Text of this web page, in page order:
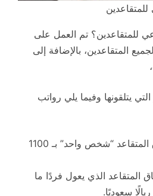
للمتقاعدين؟ تم العمل على
المتقاعدين، بالإضافة إلى
يتلقونها وفيما يلي رواتب
تقدر قيمة حقوق المتقاعد “شخص واحد” بـ 1100
المتقاعد الذي يعول فردًا ما